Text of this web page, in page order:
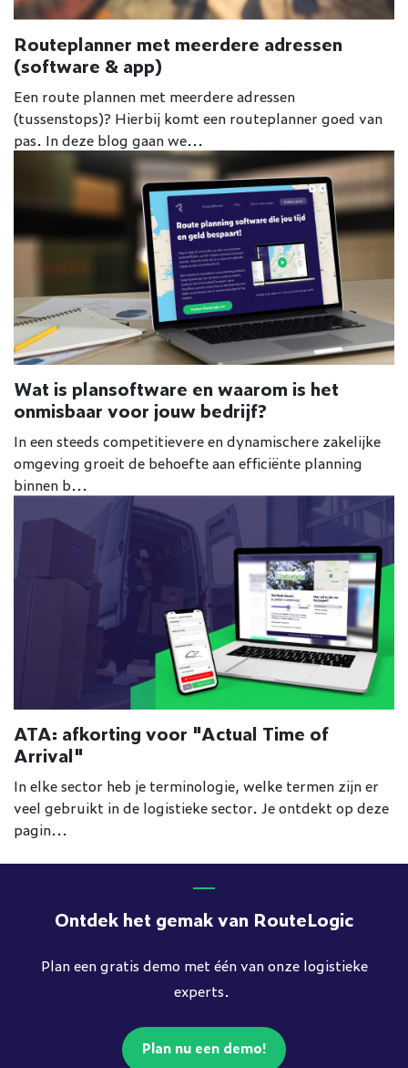
Routeplanner met meerdere adressen
(software & app)
Een route plannen met meerdere adressen
(tussenstops)? Hierbij komt een routeplanner goed van
pas. In deze blog gaan we...
Wat is plansoftware en waarom is het
onmisbaar voor jouw bedrijf?
In een steeds competitievere en dynamischere zakelijke
omgeving groeit de behoefte aan efficiënte planning
binnen b...
ATA: afkorting voor "Actual Time of
Arrival"
In elke sector heb je terminologie, welke termen zijn er
veel gebruikt in de logistieke sector. Je ontdekt op deze
pagin...
Ontdek het gemak van RouteLogic
Plan een gratis demo met één van onze logistieke
experts.
Plan nu een demo!